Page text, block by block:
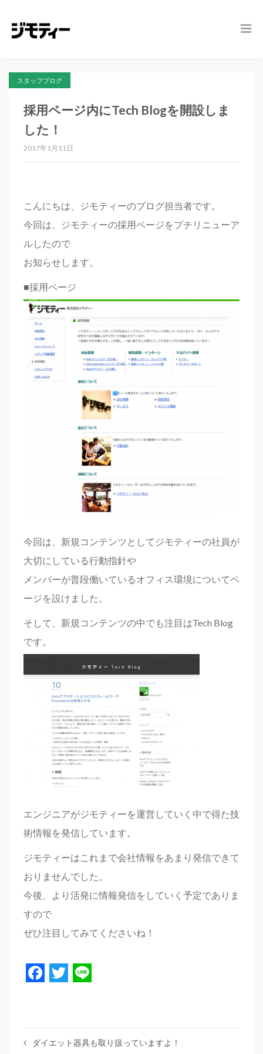
スタッフブログ
採用ページ内にTech Blogを開設しま
した！
2017年1月11日
こんにちは、ジモティーのブログ担当者です。
今回は、ジモティーの採用ページをプチリニューア
ルしたので
お知らせします。
■採用ページ
今回は、新規コンテンツとしてジモティーの社員が
大切にしている行動指針や
メンバーが普段働いているオフィス環境についてペ
ージを設けました。
そして、新規コンテンツの中でも注目はTech Blog
です。
エンジニアがジモティーを運営していく中で得た技
術情報を発信しています。
ジモティーはこれまで会社情報をあまり発信できて
おりませんでした。
今後、より活発に情報発信をしていく予定でありま
すので
ぜひ注目してみてくださいね！
Facebook
Twitter
ダイエット器具も取り扱っていますよ！